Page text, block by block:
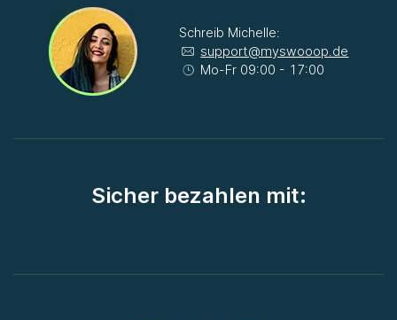
Schreib Michelle:
support@myswooop.de
Mo-Fr 09:00 - 17:00
Sicher bezahlen mit: